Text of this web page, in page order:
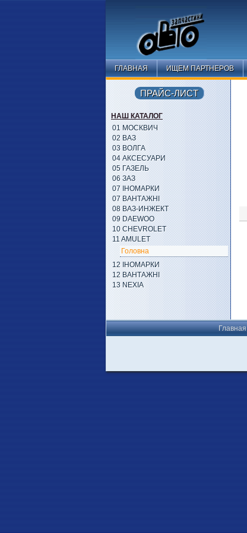
ГЛАВНАЯ ИЩЕМ ПАРТНЕРОВ
ПРАЙС-ЛИСТ
НАШ КАТАЛОГ
01 МОСКВИЧ
02 ВАЗ
03 ВОЛГА
04 АКСЕСУАРИ
05 ГАЗЕЛЬ
06 ЗАЗ
07 ІНОМАРКИ
07 ВАНТАЖНІ
08 ВАЗ-ИНЖЕКТ
09 DAEWOO
10 CHEVROLET
11 AMULET
Головна
12 ІНОМАРКИ
12 ВАНТАЖНІ
13 NEXIA
Главная